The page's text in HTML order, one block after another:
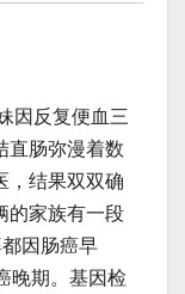
因反复便血三
直肠弥漫着数
，结果双双确
的家族有一段
因肠癌早
晚期。基因检